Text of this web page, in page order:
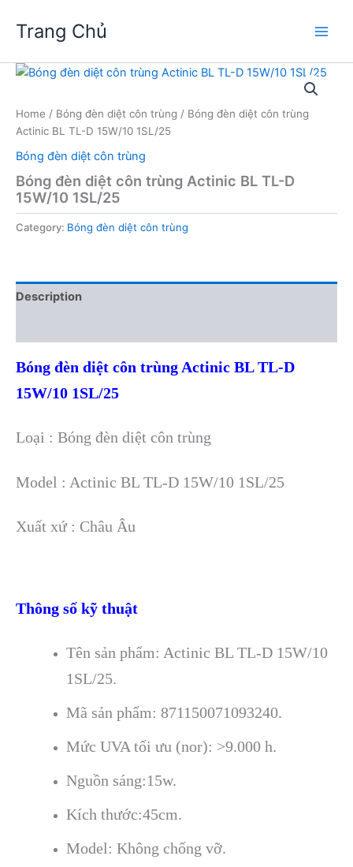
Trang Chủ
Home / Bóng đèn diệt côn trùng / Bóng đèn diệt côn trùng
Actinic BL TL-D 15W/10 1SL/25
Bóng đèn diệt côn trùng
Bóng đèn diệt côn trùng Actinic BL TL-D
15W/10 1SL/25
Category: Bóng đèn diệt côn trùng
Description
Bóng đèn diệt côn trùng Actinic BL TL-D
15W/10 1SL/25
Loại : Bóng đèn diệt côn trùng
Model : Actinic BL TL-D 15W/10 1SL/25
Xuất xứ : Châu Âu
Thông số kỹ thuật
Tên sản phẩm: Actinic BL TL-D 15W/10
1SL/25.
Mã sản phẩm: 871150071093240.
Mức UVA tối ưu (nor): >9.000 h.
Nguồn sáng:15w.
Kích thước:45cm.
Model: Không chống vỡ.